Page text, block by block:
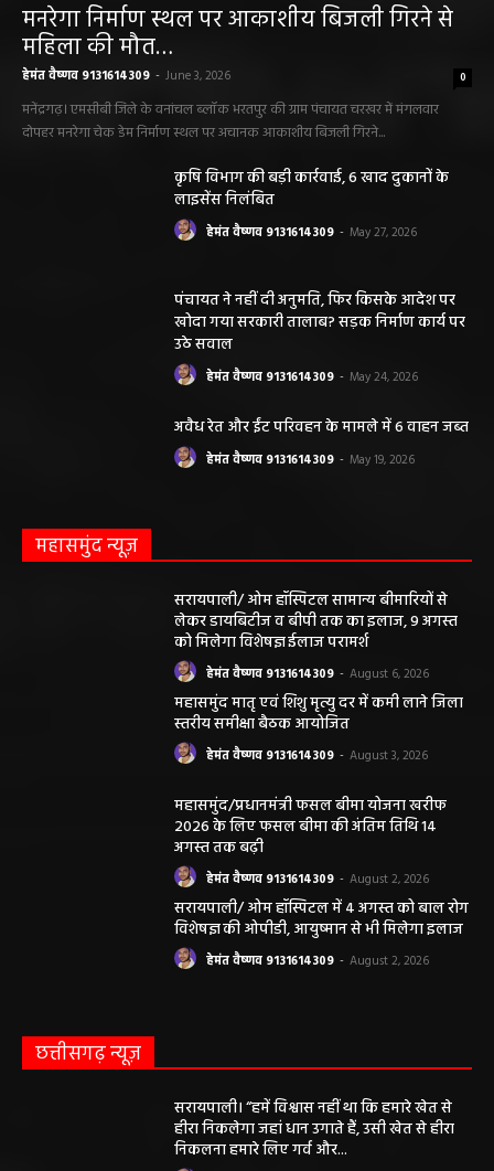
मनरेगा निर्माण स्थल पर आकाशीय बिजली गिरने से
महिला की मौत…
हेमंत वैष्णव 9131614309 - June 3, 2026 0
मनेंद्रगढ़। एमसीबी जिले के वनांचल ब्लॉक भरतपुर की ग्राम पंचायत चरखर में मंगलवार
दोपहर मनरेगा चेक डेम निर्माण स्थल पर अचानक आकाशीय बिजली गिरने...
कृषि विभाग की बड़ी कार्रवाई, 6 खाद दुकानों के
लाइसेंस निलंबित
हेमंत वैष्णव 9131614309 - May 27, 2026
पंचायत ने नहीं दी अनुमति, फिर किसके आदेश पर
खोदा गया सरकारी तालाब? सड़क निर्माण कार्य पर
उठे सवाल
हेमंत वैष्णव 9131614309 - May 24, 2026
अवैध रेत और ईंट परिवहन के मामले में 6 वाहन जब्त
हेमंत वैष्णव 9131614309 - May 19, 2026
महासमुंद न्यूज़
सरायपाली/ ओम हॉस्पिटल सामान्य बीमारियों से
लेकर डायबिटीज व बीपी तक का इलाज, 9 अगस्त
को मिलेगा विशेषज्ञ ईलाज परामर्श
हेमंत वैष्णव 9131614309 - August 6, 2026
महासमुंद मातृ एवं शिशु मृत्यु दर में कमी लाने जिला
स्तरीय समीक्षा बैठक आयोजित
हेमंत वैष्णव 9131614309 - August 3, 2026
महासमुंद/प्रधानमंत्री फसल बीमा योजना खरीफ
2026 के लिए फसल बीमा की अंतिम तिथि 14
अगस्त तक बढ़ी
हेमंत वैष्णव 9131614309 - August 2, 2026
सरायपाली/ ओम हॉस्पिटल में 4 अगस्त को बाल रोग
विशेषज्ञ की ओपीडी, आयुष्मान से भी मिलेगा इलाज
हेमंत वैष्णव 9131614309 - August 2, 2026
छत्तीसगढ़ न्यूज़
सरायपाली। “हमें विश्वास नहीं था कि हमारे खेत से
हीरा निकलेगा जहां धान उगाते हैं, उसी खेत से हीरा
निकलना हमारे लिए गर्व और...